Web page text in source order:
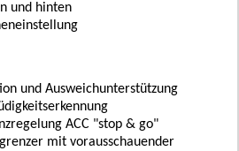
und hinten
und Ausweichunterstützung
ACC "stop & go"
mit vorausschauender